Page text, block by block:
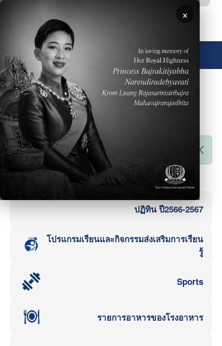
ข้ามไปยังเนื้อหาหลัก
🌐 ประเทศไทย
ติดต่อเรา
สถานะข้อความ
Sorry… This form is closed to new submissions.
ลิงค์ที่พบบ่อย
ปฏิทิน ปี2566-2567
โปรแกรมเรียนและกิจกรรมส่งเสริมการเรียน
รู้
Sports
รายการอาหารของโรงอาหาร
×